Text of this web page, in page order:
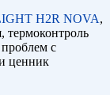
H2R NOVA,
термоконтроль
с
ценник